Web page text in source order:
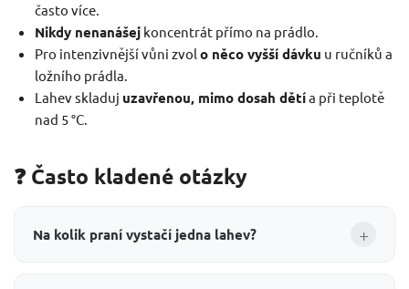
často více.
Nikdy nenanášejkoncentrát přímo na prádlo.
Pro intenzivnější vůni zvol o něco vyšší dávku u ručníků a
ložního prádla.
Lahev skladuj uzavřenou, mimo dosah dětía při teplotě
nad 5 °C.
❓ Často kladené otázky
Na kolik praní vystačí jedna lahev? +